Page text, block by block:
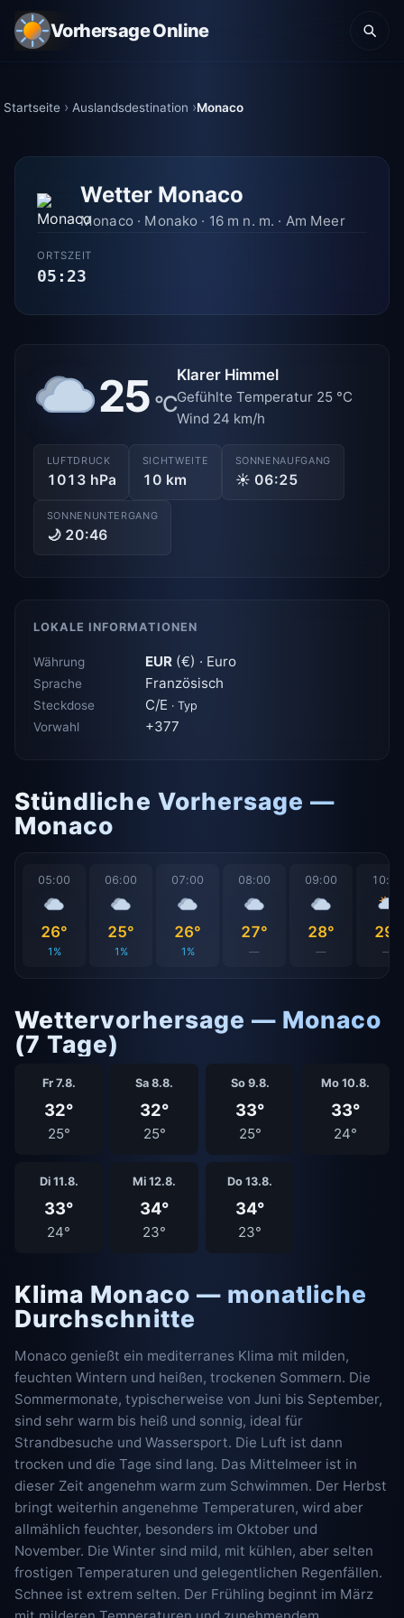
Vorhersage Online
Startseite Auslandsdestination Monaco
Wetter Monaco
Monaco · Monako · 16 m n. m. · Am Meer
ORTSZEIT
05:23
25 °C
Klarer Himmel
Gefühlte Temperatur 25 °C
Wind 24 km/h
LUFTDRUCK
1013 hPa
SICHTWEITE
10 km
SONNENAUFGANG
☀ 06:25
SONNENUNTERGANG
🌙 20:46
LOKALE INFORMATIONEN
Währung EUR (€) · Euro
Sprache Französisch
Steckdose C/E · Typ
Vorwahl +377
Stündliche Vorhersage —
Monaco
05:00
26°
1%
06:00
25°
1%
07:00
26°
1%
08:00
27°
—
09:00
28°
—
10:00
29°
—
Wettervorhersage — Monaco
(7 Tage)
Fr 7.8.
32°
25°
Sa 8.8.
32°
25°
So 9.8.
33°
25°
Mo 10.8.
33°
24°
Di 11.8.
33°
24°
Mi 12.8.
34°
23°
Do 13.8.
34°
23°
Klima Monaco — monatliche
Durchschnitte
Monaco genießt ein mediterranes Klima mit milden,
feuchten Wintern und heißen, trockenen Sommern. Die
Sommermonate, typischerweise von Juni bis September,
sind sehr warm bis heiß und sonnig, ideal für
Strandbesuche und Wassersport. Die Luft ist dann
trocken und die Tage sind lang. Das Mittelmeer ist in
dieser Zeit angenehm warm zum Schwimmen. Der Herbst
bringt weiterhin angenehme Temperaturen, wird aber
allmählich feuchter, besonders im Oktober und
November. Die Winter sind mild, mit kühlen, aber selten
frostigen Temperaturen und gelegentlichen Regenfällen.
Schnee ist extrem selten. Der Frühling beginnt im März